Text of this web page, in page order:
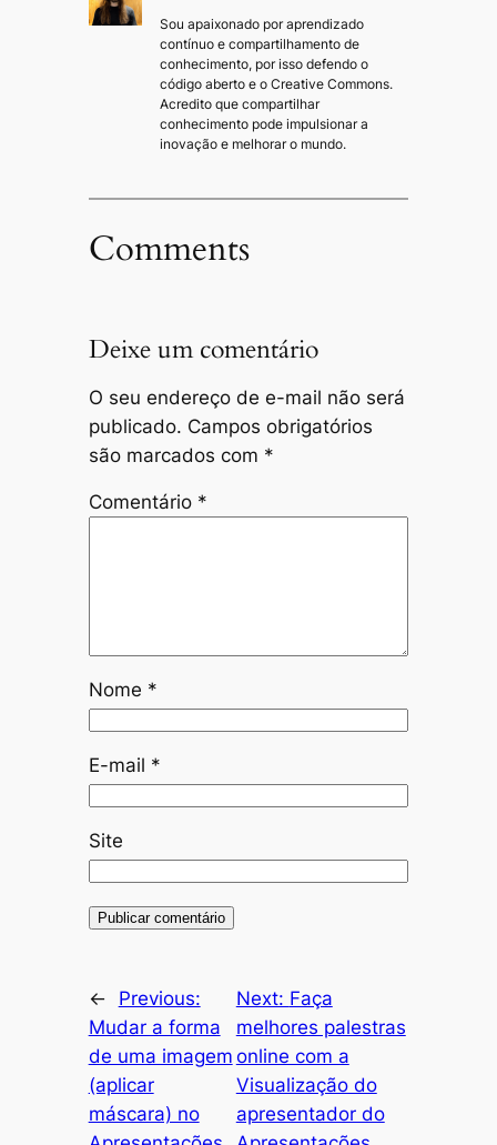
Sou apaixonado por aprendizado
contínuo e compartilhamento de
conhecimento, por isso defendo o
código aberto e o Creative Commons.
Acredito que compartilhar
conhecimento pode impulsionar a
inovação e melhorar o mundo.
Comments
Deixe um comentário
O seu endereço de e-mail não será
publicado. Campos obrigatórios
são marcados com *
Comentário *
Nome *
E-mail *
Site
←
Previous:
Mudar a forma
de uma imagem
(aplicar
máscara) no
Next: Faça
melhores palestras
online com a
Visualização do
apresentador do